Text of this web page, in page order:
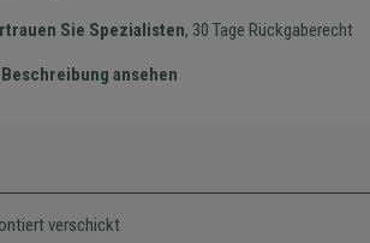
Sie Spezialisten, 30 Tage Rückgaberecht
ansehen
verschickt